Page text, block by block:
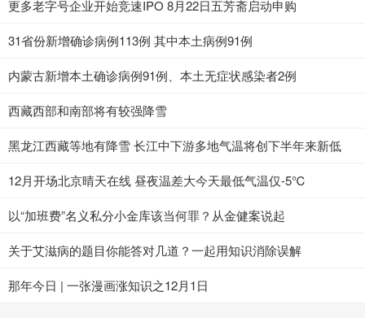
更多老字号企业开始竞速IPO 8月22日五芳斋启动申购
31省份新增确诊病例113例 其中本土病例91例
内蒙古新增本土确诊病例91例、本土无症状感染者2例
西藏西部和南部将有较强降雪
黑龙江西藏等地有降雪 长江中下游多地气温将创下半年来新低
12月开场北京晴天在线 昼夜温差大今天最低气温仅-5℃
以“加班费”名义私分小金库该当何罪？从金健案说起
关于艾滋病的题目你能答对几道？一起用知识消除误解
那年今日 | 一张漫画涨知识之12月1日